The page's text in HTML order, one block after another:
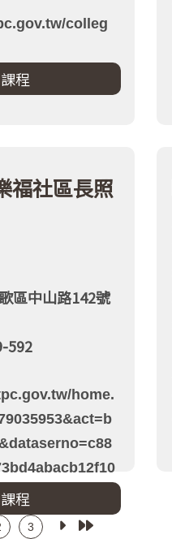
colleg
福社區長照
區中山路142號
592
home.